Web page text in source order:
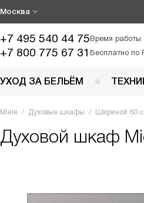
Москва
+7 495 540 44 75Время работы
+7 800 775 67 31 Бесплатно по
УХОД ЗА БЕЛЬЁМ
Miele Духовые шкафы Шириной 60
Духовой шкаф